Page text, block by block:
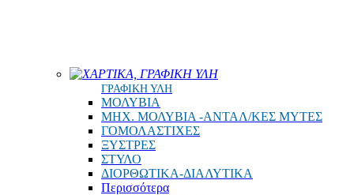
ΧΑΡΤΙΚΑ, ΓΡΑΦΙΚΗ ΥΛΗ
ΓΡΑΦΙΚΗ ΥΛΗ
ΜΟΛΥΒΙΑ
ΜΗΧ. ΜΟΛΥΒΙΑ -ΑΝΤΑΛ/ΚΕΣ ΜΥΤΕΣ
ΓΟΜΟΛΑΣΤΙΧΕΣ
ΞΥΣΤΡΕΣ
ΣΤΥΛΟ
ΔΙΟΡΘΩΤΙΚΑ-ΔΙΑΛΥΤΙΚΑ
Περισσότερα